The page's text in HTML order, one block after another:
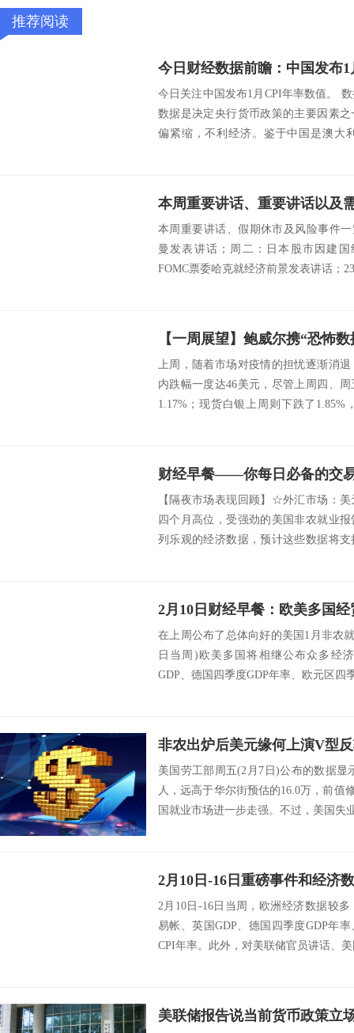
推荐阅读
今日财经数据前瞻：中国发布
今日关注中国发布1月CPI年率数值。
数据是决定央行货币政策的主要因素
偏紧缩，不利经济。鉴于中国是澳大
本周重要讲话、假期休市及风险事件
曼发表讲话；周二：日本股市因建国
FOMC票委哈克就经济前景发表讲话；
上周，随着市场对疫情的担忧逐渐消
内跌幅一度达46美元，尽管上周四、
1.17%；现货白银上周则下跌了
财经早餐——你每日必备的交
【隔夜市场表现回顾】☆外汇市场：
四个月高位，受强劲的美国非农就业
列乐观的经济数据，预计这些数据将
在上周公布了总体向好的美国1月非农
日当周)欧美多国将相继公布众多经
GDP、德国四季度GDP年率、欧元区四
美国劳工部周五(2月7日)公布的数据显
人，远高于华尔街预估的16.0万，前值
国就业市场进一步走强。不过，美国失
2月10日-16日重磅事件和经济
2月10日-16日当周，欧洲经济数据较
易帐、英国GDP、德国四季度GDP年
CPI年率。此外，对美联储官员讲话、
美联储报告说当前货币政策立